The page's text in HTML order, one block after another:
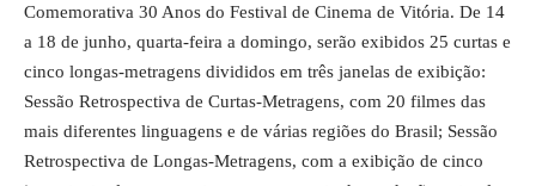
Comemorativa 30 Anos do Festival de Cinema de Vitória. De 14
a 18 de junho, quarta-feira a domingo, serão exibidos 25 curtas e
cinco longas-metragens divididos em três janelas de exibição:
Sessão Retrospectiva de Curtas-Metragens, com 20 filmes das
mais diferentes linguagens e de várias regiões do Brasil; Sessão
Retrospectiva de Longas-Metragens, com a exibição de cinco